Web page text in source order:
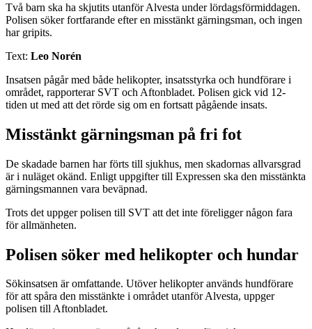
Två barn ska ha skjutits utanför Alvesta under lördagsförmiddagen.
Polisen söker fortfarande efter en misstänkt gärningsman, och ingen
har gripits.
Text: Leo Norén
Insatsen pågår med både helikopter, insatsstyrka och hundförare i
området, rapporterar SVT och Aftonbladet. Polisen gick vid 12-
tiden ut med att det rörde sig om en fortsatt pågående insats.
Misstänkt gärningsman på fri fot
De skadade barnen har förts till sjukhus, men skadornas allvarsgrad
är i nuläget okänd. Enligt uppgifter till Expressen ska den misstänkta
gärningsmannen vara beväpnad.
Trots det uppger polisen till SVT att det inte föreligger någon fara
för allmänheten.
Polisen söker med helikopter och hundar
Sökinsatsen är omfattande. Utöver helikopter används hundförare
för att spåra den misstänkte i området utanför Alvesta, uppger
polisen till Aftonbladet.